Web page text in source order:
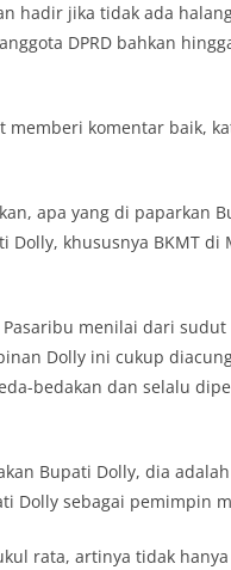
hadir jika tidak ada
DPRD bahkan
memberi komentar baik,
apa yang di paparkan
Dolly, khususnya BKMT di
menilai dari
Dolly ini cukup
bedakan dan selalu
Bupati Dolly, dia
Dolly sebagai pemimpin
rata, artinya tidak